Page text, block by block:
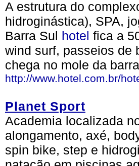
A estrutura do
hidroginástica), SPA,
Barra Sul hotel fica a
wind surf, passeios de
chega no mole da
http://www.hotel.com.br/
Planet Sport
Academia localizada
alongamento, axé,
spin bike, step e